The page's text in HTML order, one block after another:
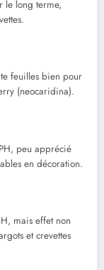
le long terme,
feuilles bien pour
(neocaridina).
peu apprécié
en décoration.
mais effet non
et crevettes